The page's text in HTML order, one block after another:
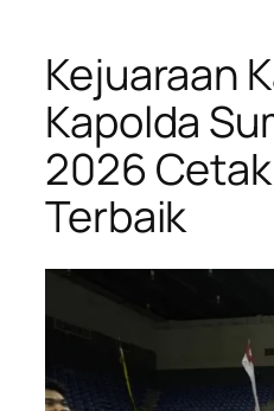
Kejuaraan
Kapolda
2026
Terbaik